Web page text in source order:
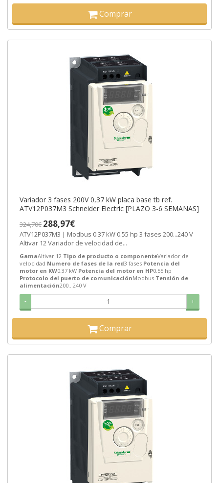
Comprar
Variador 3 fases 200V 0,37 kW placa base tb ref.
ATV12P037M3 Schneider Electric [PLAZO 3-6 SEMANAS]
324,70€ 288,97€
ATV12P037M3 | Modbus 0.37 kW 0.55 hp 3 fases 200...240 V
Altivar 12 Variador de velocidad de...
GamaAltivar 12 Tipo de producto o componenteVariador de
velocidad Numero de fases de la red3 fases Potencia del
motor en KW0.37 kW Potencia del motor en HP0.55 hp
Protocolo del puerto de comunicaciónModbus Tensión de
alimentación200...240 V
- +
Comprar